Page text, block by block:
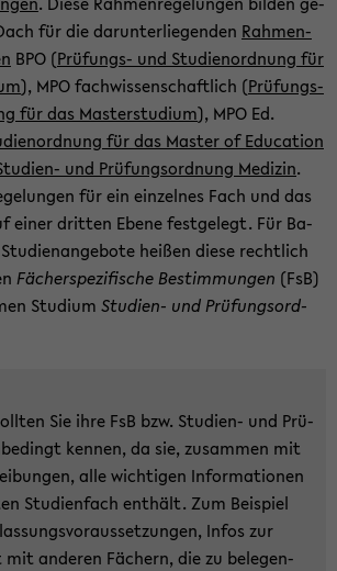
für die dar­un­ter­lie­gen­den Rah­men­
BPO (Prüfungs-​ und Stu­di­en­ord­nung für
), MPO fach­wis­sen­schaft­lich (Prüfungs-​
für das Mas­ter­stu­di­um), MPO Ed.
für das Mas­ter of Edu­ca­ti­on
und Prü­fungs­ord­nung Me­di­zin.
für ein ein­zel­nes Fach und das
einer drit­ten Ebene fest­ge­legt. Für Ba­
hei­ßen diese recht­lich
Fä­cher­spe­zi­fi­sche Be­stim­mun­gen (FsB)
Stu­di­um Studien-​ und Prü­fungs­ord­
Sie ihre FsB bzw. Studien-​ und Prü­
ken­nen, da sie, zu­sam­men mit
alle wich­ti­gen In­for­ma­tio­nen
Stu­di­en­fach ent­hält. Zum Bei­spiel
Infos zur
an­de­ren Fä­chern, die zu be­le­gen­